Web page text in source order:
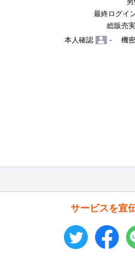
最終ログイ
総販売
本人確認
- 機
サービスを宣